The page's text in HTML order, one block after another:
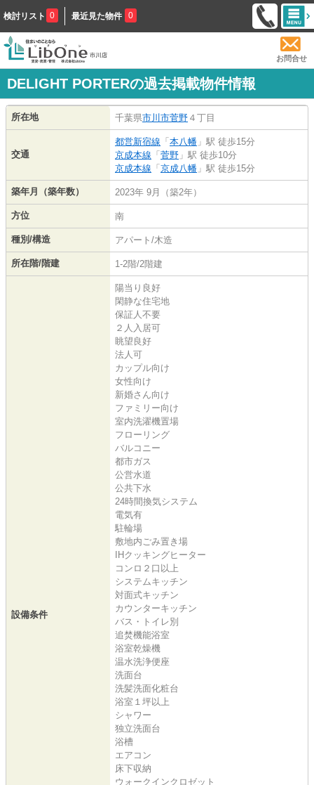
検討リスト 0 最近見た物件 0
お問合せ
DELIGHT PORTERの過去掲載物件情報
所在地 千葉県市川市菅野 ４丁目
交通
都営新宿線 「 本八幡 」駅 徒歩15分
京成本線 「 菅野 」駅 徒歩10分
京成本線 「 京成八幡 」駅 徒歩15分
築年月（築年数） 2023年 9月（築2年）
方位 南
種別/構造 アパート/木造
所在階/階建 1-2階/2階建
設備条件
陽当り良好
閑静な住宅地
保証人不要
２人入居可
眺望良好
法人可
カップル向け
女性向け
新婚さん向け
ファミリー向け
室内洗濯機置場
フローリング
バルコニー
都市ガス
公営水道
公共下水
24時間換気システム
電気有
駐輪場
敷地内ごみ置き場
IHクッキングヒーター
コンロ２口以上
システムキッチン
対面式キッチン
カウンターキッチン
バス・トイレ別
追焚機能浴室
浴室乾燥機
温水洗浄便座
洗面台
洗髪洗面化粧台
浴室１坪以上
シャワー
独立洗面台
浴槽
エアコン
床下収納
ウォークインクロゼット